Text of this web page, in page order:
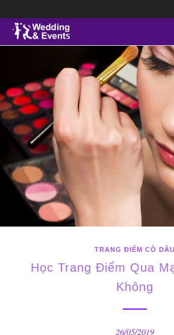
TRANG ĐIỂM CÔ DÂU
Học Trang Điểm Qua
Không
26/05/2019